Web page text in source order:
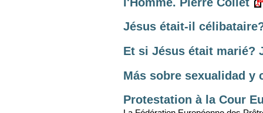
Jésus était-il
Et si Jésus était marié?
Más sobre sexualidad y
Protestation à la Cour